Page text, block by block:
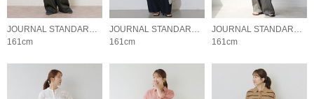
JOURNAL STANDARD relume LADYS
161cm
JOURNAL STANDARD relume LADYS
161cm
JOURNAL STANDARD relume LADYS
161cm